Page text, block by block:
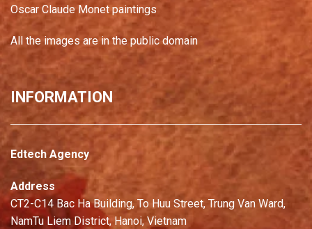
Oscar Claude Monet paintings
All the images are in the public domain
INFORMATION
Edtech Agency
Address
CT2-C14 Bac Ha Building, To Huu Street, Trung Van Ward,
NamTu Liem District, Hanoi, Vietnam